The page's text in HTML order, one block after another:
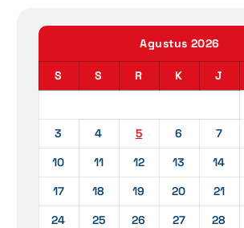
Agustus 2026
S S R K J
3
4 5 6 7
10
11 12 13 14
17
18 19 20 21
24
25 26 27 28